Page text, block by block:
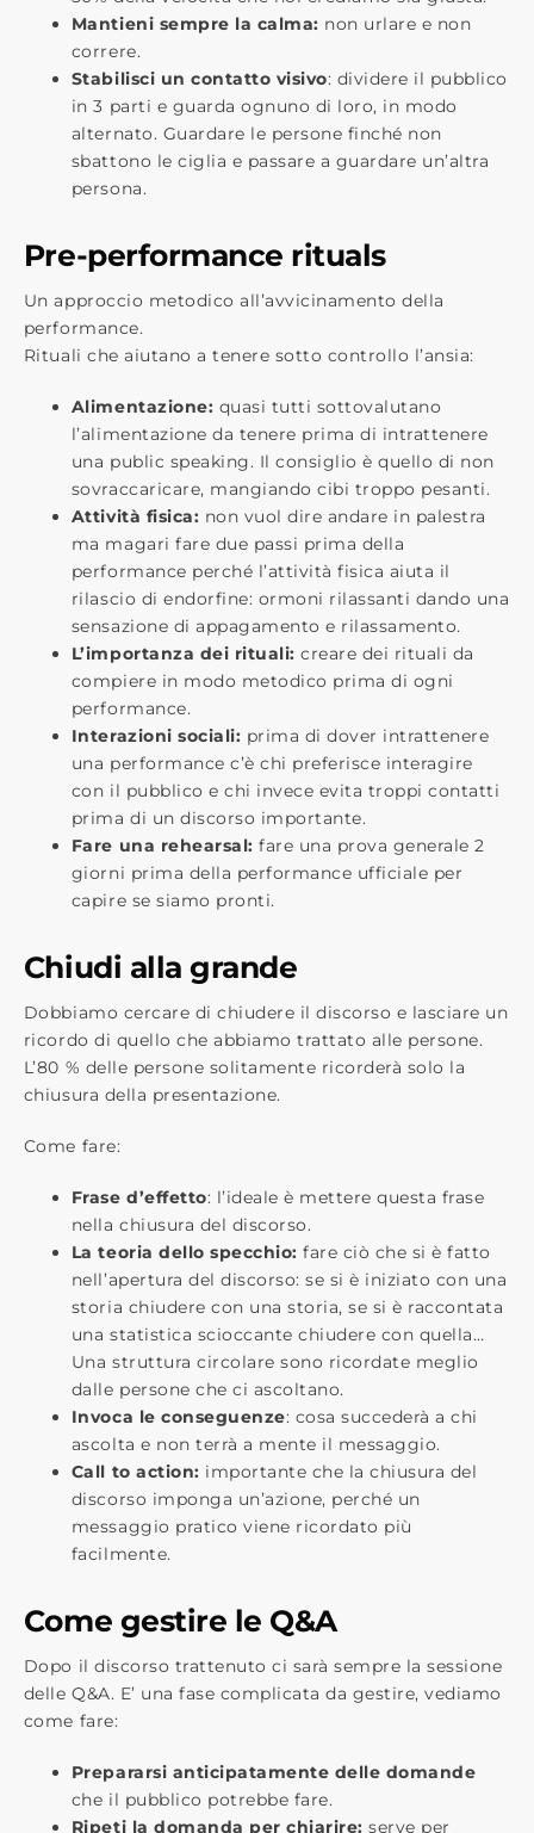
Mantieni sempre la calma: non urlare e non
correre.
Stabilisci un contatto visivo: dividere il pubblico
in 3 parti e guarda ognuno di loro, in modo
alternato. Guardare le persone finché non
sbattono le ciglia e passare a guardare un’altra
persona.
Pre-performance rituals
Un approccio metodico all’avvicinamento della
performance.
Rituali che aiutano a tenere sotto controllo l’ansia:
Alimentazione: quasi tutti sottovalutano
l’alimentazione da tenere prima di intrattenere
una public speaking. Il consiglio è quello di non
sovraccaricare, mangiando cibi troppo pesanti.
Attività fisica: non vuol dire andare in palestra
ma magari fare due passi prima della
performance perché l’attività fisica aiuta il
rilascio di endorfine: ormoni rilassanti dando una
sensazione di appagamento e rilassamento.
L’importanza dei rituali: creare dei rituali da
compiere in modo metodico prima di ogni
performance.
Interazioni sociali: prima di dover intrattenere
una performance c’è chi preferisce interagire
con il pubblico e chi invece evita troppi contatti
prima di un discorso importante.
Fare una rehearsal: fare una prova generale 2
giorni prima della performance ufficiale per
capire se siamo pronti.
Chiudi alla grande
Dobbiamo cercare di chiudere il discorso e lasciare un
ricordo di quello che abbiamo trattato alle persone.
L’80 % delle persone solitamente ricorderà solo la
chiusura della presentazione.
Come fare:
Frase d’effetto: l’ideale è mettere questa frase
nella chiusura del discorso.
La teoria dello specchio: fare ciò che si è fatto
nell’apertura del discorso: se si è iniziato con una
storia chiudere con una storia, se si è raccontata
una statistica scioccante chiudere con quella…
Una struttura circolare sono ricordate meglio
dalle persone che ci ascoltano.
Invoca le conseguenze: cosa succederà a chi
ascolta e non terrà a mente il messaggio.
Call to action: importante che la chiusura del
discorso imponga un’azione, perché un
messaggio pratico viene ricordato più
facilmente.
Come gestire le Q&A
Dopo il discorso trattenuto ci sarà sempre la sessione
delle Q&A. E’ una fase complicata da gestire, vediamo
come fare:
Prepararsi anticipatamente delle domande
che il pubblico potrebbe fare.
Ripeti la domanda per chiarire: serve per